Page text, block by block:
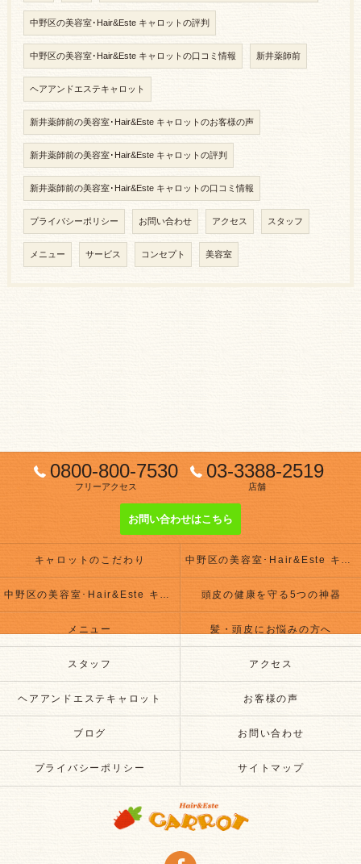
中野区の美容室･Hair&Este キャロットの評判
中野区の美容室･Hair&Este キャロットの口コミ情報 新井薬師前
ヘアアンドエステキャロット
新井薬師前の美容室･Hair&Este キャロットのお客様の声
新井薬師前の美容室･Hair&Este キャロットの評判
新井薬師前の美容室･Hair&Este キャロットの口コミ情報
プライバシーポリシー お問い合わせ アクセス スタッフ
メニュー サービス コンセプト 美容室
0800-800-7530
フリーアクセス
03-3388-2519
店舗
お問い合わせはこちら
キャロットのこだわり 中野区の美容室･Hair&Este キャロットの評判
中野区の美容室･Hair&Este キャロットのお客様の声 頭皮の健康を守る5つの神器
メニュー 髪・頭皮にお悩みの方へ
スタッフ アクセス
ヘアアンドエステキャロット お客様の声
ブログ お問い合わせ
プライバシーポリシー サイトマップ